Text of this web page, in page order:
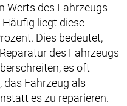
Werts des Fahrzeugs
liegt diese
Dies bedeutet,
des Fahrzeugs
es oft
Fahrzeug als
es zu reparieren.